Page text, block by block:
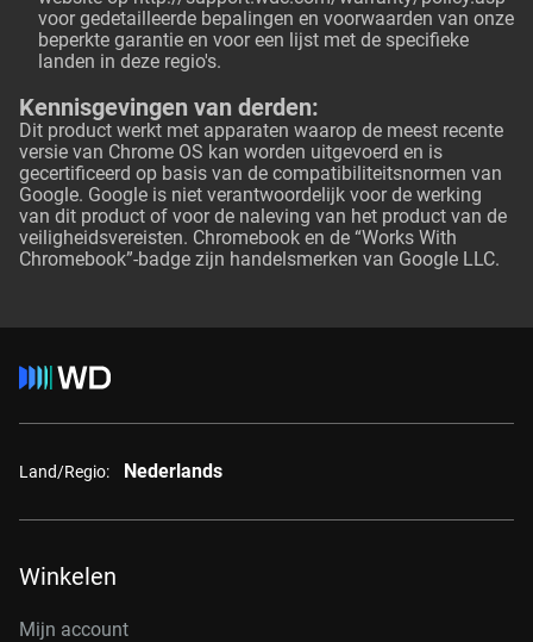
voor gedetailleerde bepalingen en voorwaarden van onze
beperkte garantie en voor een lijst met de specifieke
landen in deze regio's.
Kennisgevingen van derden:
Dit product werkt met apparaten waarop de meest recente
versie van Chrome OS kan worden uitgevoerd en is
gecertificeerd op basis van de compatibiliteitsnormen van
Google. Google is niet verantwoordelijk voor de werking
van dit product of voor de naleving van het product van de
veiligheidsvereisten. Chromebook en de “Works With
Chromebook”-badge zijn handelsmerken van Google LLC.
Land/Regio: Nederlands
Winkelen
Mijn account